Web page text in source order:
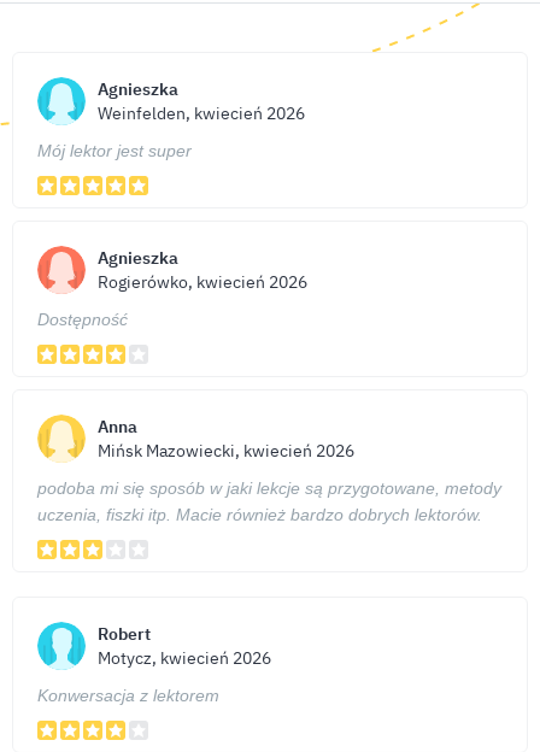
Agnieszka
Weinfelden, kwiecień 2026
Mój lektor jest super
Agnieszka
Rogierówko, kwiecień 2026
Dostępność
Anna
Mińsk Mazowiecki, kwiecień 2026
podoba mi się sposób w jaki lekcje są przygotowane, metody
uczenia, fiszki itp. Macie również bardzo dobrych lektorów.
Robert
Motycz, kwiecień 2026
Konwersacja z lektorem